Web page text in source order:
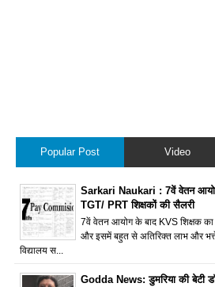
Popular Post Video
Sarkari Naukari : 7वें वेतन
TGT/ PRT शिक्षकों की सैलरी
7वें वेतन आयोग के बाद KVS शिक्षक का
और इसमें बहुत से अतिरिक्त लाभ और
विद्यालय स...
Godda News: डुमरिया की बेटी